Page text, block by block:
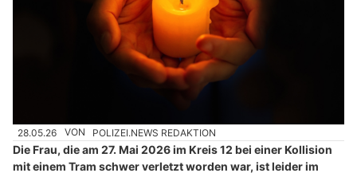
28.05.26 VON POLIZEI.NEWS REDAKTION
Die Frau, die am 27. Mai 2026 im Kreis 12 bei einer Kollision
mit einem Tram schwer verletzt worden war, ist leider im